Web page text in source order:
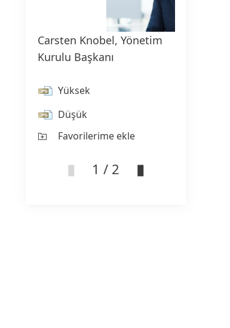
Carsten Knobel, Yönetim
Kurulu Başkanı
Yüksek
Düşük
Favorilerime ekle
1 / 2